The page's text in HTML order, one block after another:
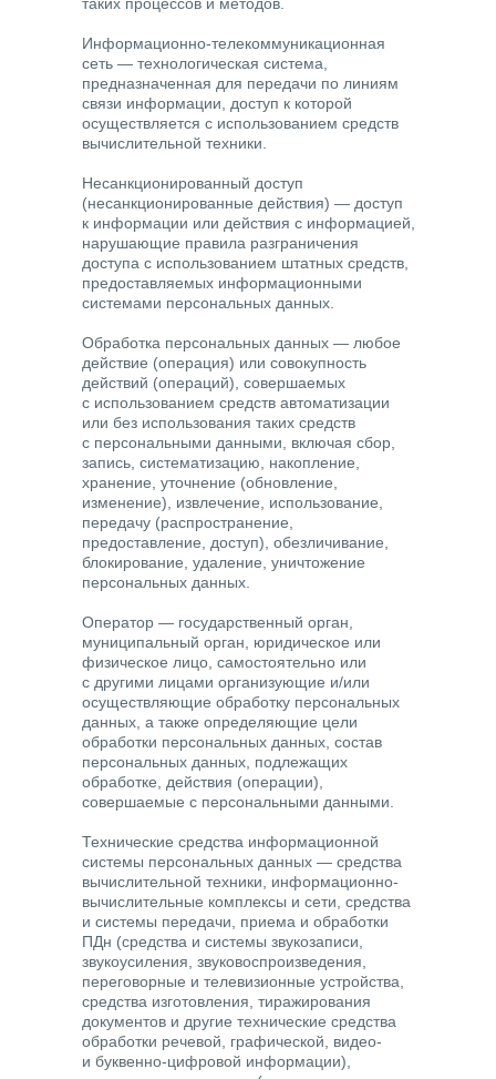
Информационно-телекоммуникационная
сеть — технологическая система,
предназначенная для передачи по линиям
связи информации, доступ к которой
осуществляется с использованием средств
вычислительной техники.
Несанкционированный доступ
(несанкционированные действия) — доступ
к информации или действия с информацией,
нарушающие правила разграничения
доступа с использованием штатных средств,
предоставляемых информационными
системами персональных данных.
Обработка персональных данных — любое
действие (операция) или совокупность
действий (операций), совершаемых
с использованием средств автоматизации
или без использования таких средств
с персональными данными, включая сбор,
запись, систематизацию, накопление,
хранение, уточнение (обновление,
изменение), извлечение, использование,
передачу (распространение,
предоставление, доступ), обезличивание,
блокирование, удаление, уничтожение
персональных данных.
Оператор — государственный орган,
муниципальный орган, юридическое или
физическое лицо, самостоятельно или
с другими лицами организующие и/или
осуществляющие обработку персональных
данных, а также определяющие цели
обработки персональных данных, состав
персональных данных, подлежащих
обработке, действия (операции),
совершаемые с персональными данными.
Технические средства информационной
системы персональных данных — средства
вычислительной техники, информационно-
вычислительные комплексы и сети, средства
и системы передачи, приема и обработки
ПДн (средства и системы звукозаписи,
звукоусиления, звуковоспроизведения,
переговорные и телевизионные устройства,
средства изготовления, тиражирования
документов и другие технические средства
обработки речевой, графической, видео-
и буквенно-цифровой информации),